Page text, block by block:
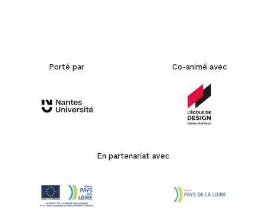
Porté par Co-animé avec
En partenariat avec